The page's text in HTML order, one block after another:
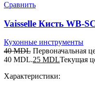
Сравнить
Vaisselle Кисть WB-
Кухонные инструменты
40MDL Первоначальная
40 MDL.25 MDLТекущая
Характеристики: